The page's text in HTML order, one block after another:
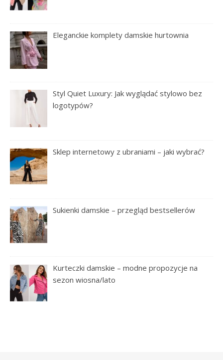
Eleganckie komplety damskie hurtownia
Styl Quiet Luxury: Jak wyglądać stylowo bez
logotypów?
Sklep internetowy z ubraniami – jaki wybrać?
Sukienki damskie – przegląd bestsellerów
Kurteczki damskie – modne propozycje na
sezon wiosna/lato